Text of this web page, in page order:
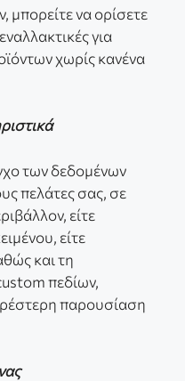
μπορείτε να ορίσετε
για
χωρίς κανένα
των δεδομένων
πελάτες σας, σε
είτε
είτε
και τη
πεδίων,
παρουσίαση